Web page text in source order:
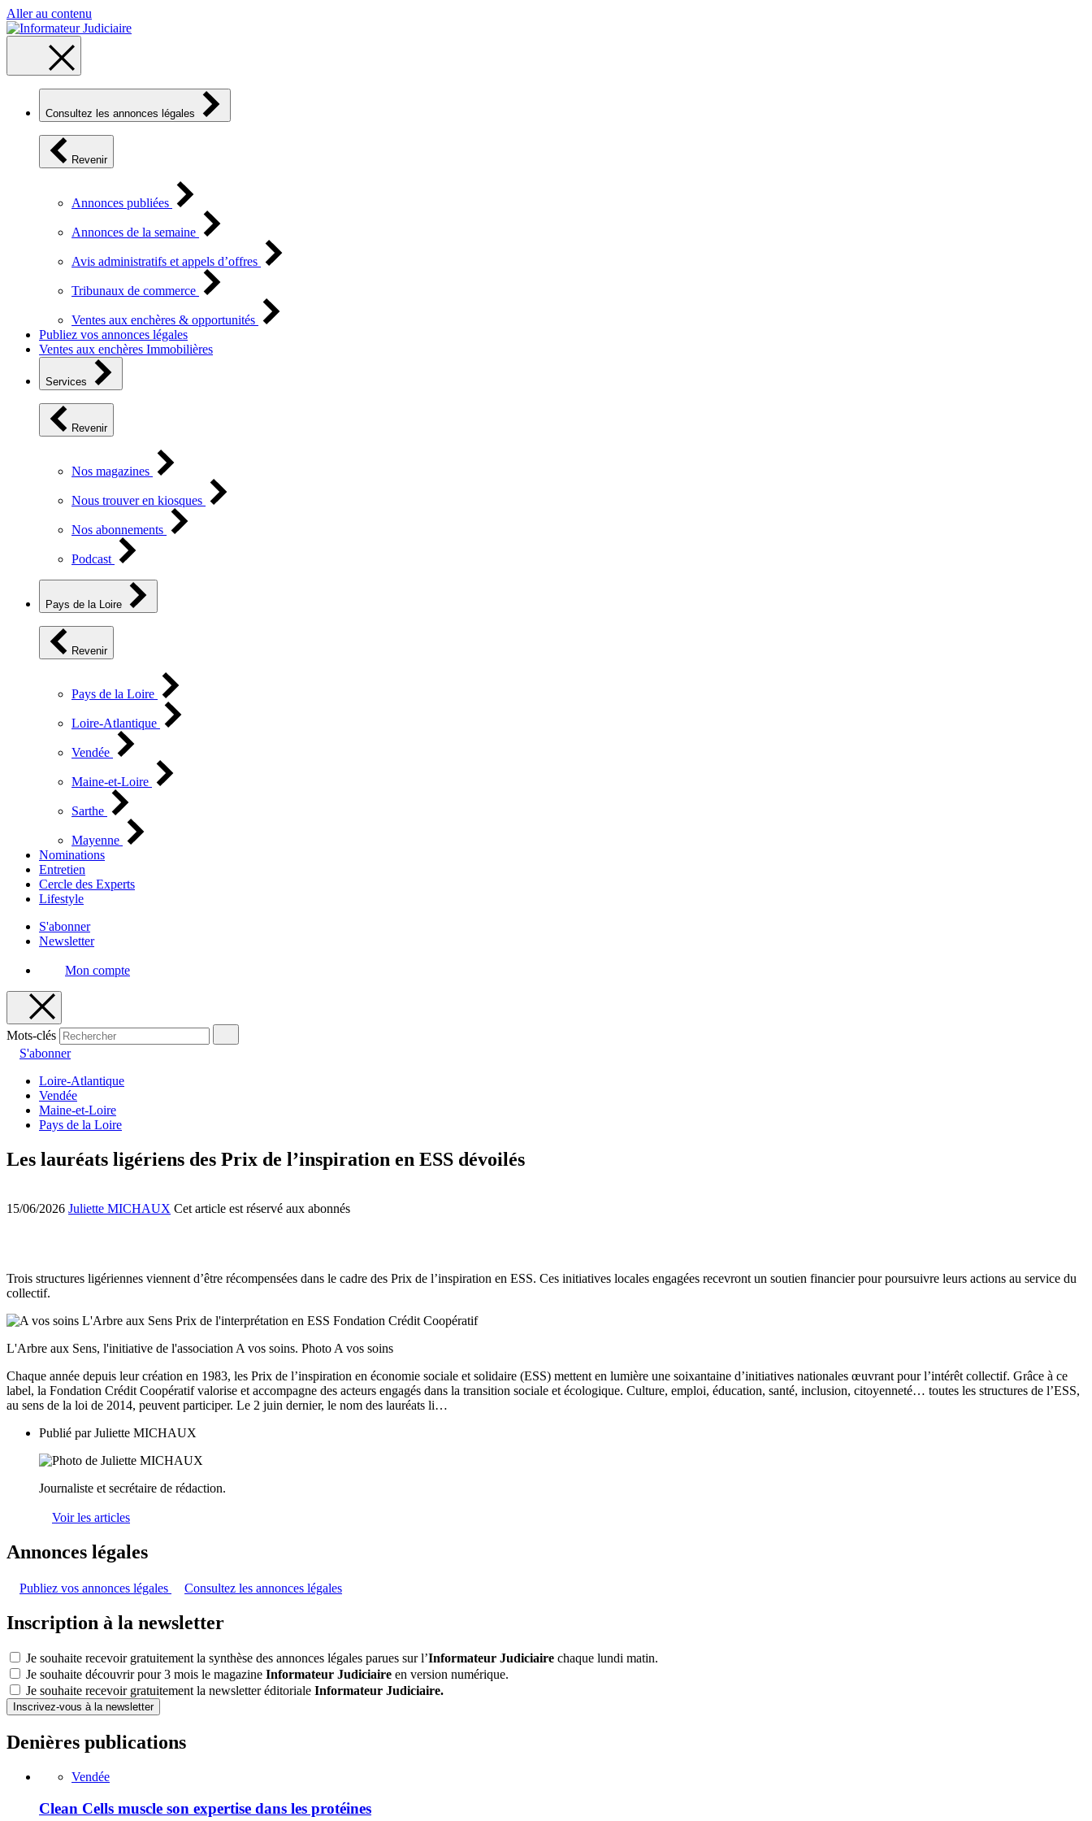
Aller au contenu
Consultez les annonces légales
Revenir
Annonces publiées
Annonces de la semaine
Avis administratifs et appels d’offres
Tribunaux de commerce
Ventes aux enchères & opportunités
Publiez vos annonces légales
Ventes aux enchères Immobilières
Services
Revenir
Nos magazines
Nous trouver en kiosques
Nos abonnements
Podcast
Pays de la Loire
Revenir
Pays de la Loire
Loire-Atlantique
Vendée
Maine-et-Loire
Sarthe
Mayenne
Nominations
Entretien
Cercle des Experts
Lifestyle
S'abonner
Newsletter
Mon compte
Mots-clés
S'abonner
Loire-Atlantique
Vendée
Maine-et-Loire
Pays de la Loire
Les lauréats ligériens des Prix de l’inspiration en ESS dévoilés
15/06/2026 Juliette MICHAUX Cet article est réservé aux abonnés
Trois structures ligériennes viennent d’être récompensées dans le cadre des Prix de l’inspiration en ESS. Ces initiatives locales engagées recevront un soutien financier pour poursuivre leurs actions au service du
collectif.
L'Arbre aux Sens, l'initiative de l'association A vos soins. Photo A vos soins
Chaque année depuis leur création en 1983, les Prix de l’inspiration en économie sociale et solidaire (ESS) mettent en lumière une soixantaine d’initiatives nationales œuvrant pour l’intérêt collectif. Grâce à ce
label, la Fondation Crédit Coopératif valorise et accompagne des acteurs engagés dans la transition sociale et écologique. Culture, emploi, éducation, santé, inclusion, citoyenneté… toutes les structures de l’ESS,
au sens de la loi de 2014, peuvent participer. Le 2 juin dernier, le nom des lauréats li…
Publié parJuliette MICHAUX
Journaliste et secrétaire de rédaction.
Voir les articles
Annonces légales
Publiez vos annonces légales Consultez les annonces légales
Inscription à la newsletter
Je souhaite recevoir gratuitement la synthèse des annonces légales parues sur l’Informateur Judiciaire chaque lundi matin.
Je souhaite découvrir pour 3 mois le magazine Informateur Judiciaire en version numérique.
Je souhaite recevoir gratuitement la newsletter éditoriale Informateur Judiciaire.
Inscrivez-vous à la newsletter
Denières publications
Vendée
Clean Cells muscle son expertise dans les protéines